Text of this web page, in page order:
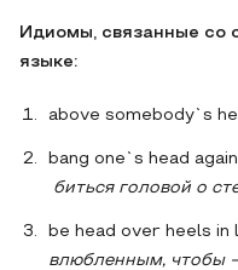
Идиомы, связанные со
языке:
above somebody`s
bang one`s head
биться головой о
be head over heels in
влюбленным, чтобы